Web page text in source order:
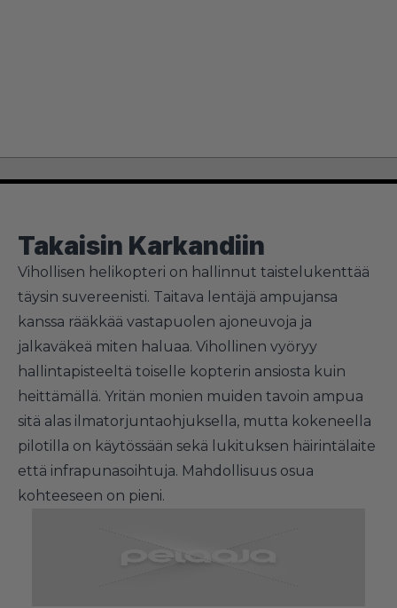
Takaisin Karkandiin
Vihollisen helikopteri on hallinnut taistelukenttää
täysin suvereenisti. Taitava lentäjä ampujansa
kanssa rääkkää vastapuolen ajoneuvoja ja
jalkaväkeä miten haluaa. Vihollinen vyöryy
hallintapisteeltä toiselle kopterin ansiosta kuin
heittämällä. Yritän monien muiden tavoin ampua
sitä alas ilmatorjuntaohjuksella, mutta kokeneella
pilotilla on käytössään sekä lukituksen häirintälaite
että infrapunasoihtuja. Mahdollisuus osua
kohteeseen on pieni.